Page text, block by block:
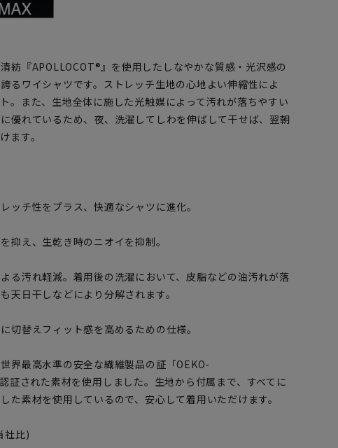
清紡『APOLLOCOT®』を使用したしなやかな質感・光沢感の
るワイシャツです。ストレッチ生地の心地よい伸縮性によ
。また、生地全体に施した光触媒によって汚れが落ちやすい
優れているため、夜、洗濯してしわを伸ばして干せば、翌朝
ます。
ッチ性をプラス、快適なシャツに進化。
抑え、生乾き時のニオイを抑制。
る汚れ軽減。着用後の洗濯において、皮脂などの油汚れが落
天日干しなどにより分解されます。
切替えフィット感を高めるための仕様。
界最高水準の安全な繊維製品の証「OEKO-
証された素材を使用しました。生地から付属まで、すべてに
た素材を使用しているので、安心して着用いただけます。
社比)